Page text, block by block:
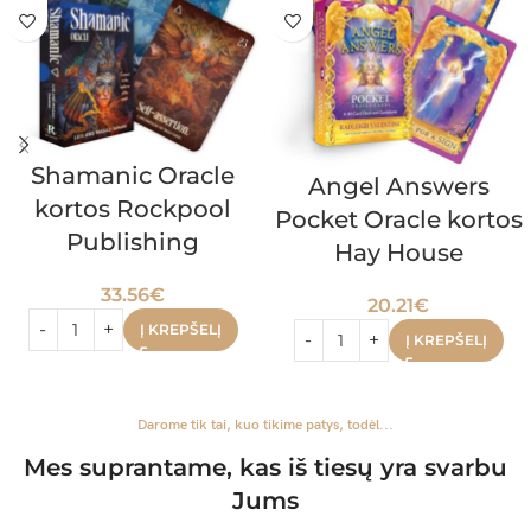
Shamanic Oracle
kortos Rockpool
Publishing
33.56€
Į KREPŠELĮ
Angel Answers
Pocket Oracle kortos
Hay House
20.21€
Į KREPŠELĮ
Darome tik tai, kuo tikime patys, todėl...
Mes suprantame, kas iš tiesų yra svarbu
Jums